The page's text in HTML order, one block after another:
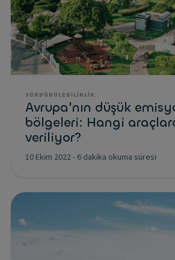
SÜRDÜRÜLEBILIRLIK
Avrupa'nın düşük
bölgeleri: Hangi
veriliyor?
10 Ekim 2022- 6 dakika okuma süresi